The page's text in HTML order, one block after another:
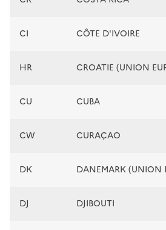
CI CÔTE D'IVOIRE
HR CROATIE (UNION
CU CUBA
CW CURAÇAO
DK DANEMARK (UNION
DJ DJIBOUTI